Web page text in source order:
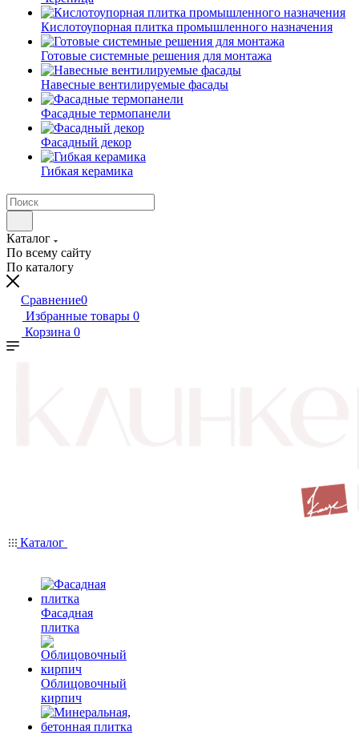
Кислотоупорная плитка промышленного назначения
Готовые системные решения для монтажа
Навесные вентилируемые фасады
Фасадные термопанели
Фасадный декор
Гибкая керамика
Каталог
По всему сайту
По каталогу
Сравнение0
Избранные товары 0
Корзина 0
Каталог
Фасадная
плитка
Облицовочный
кирпич